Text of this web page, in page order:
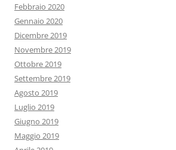
Febbraio 2020
Gennaio 2020
Dicembre 2019
Novembre 2019
Ottobre 2019
Settembre 2019
Agosto 2019
Luglio 2019
Giugno 2019
Maggio 2019